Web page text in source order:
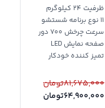
P240XWV Hitachi
Washing Machine
ظرفیت 24 کیلوگرم
11 نوع برنامه شستشو
سرعت چرخش 700 دور
صفحه نمایش LED
تمیز کننده خودکار
64,900,000تومان
81,675,000تومان